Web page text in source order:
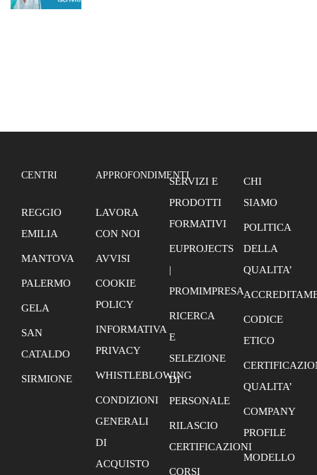
CENTRI
REGGIO
EMILIA
MANTOVA
PALERMO
GELA
SAN
CATALDO
SIRMIONE
APPROFONDIMENTI
LAVORA
CON NOI
AVVISI
COOKIE
POLICY
INFORMATIVA
PRIVACY
WHISTLEBLOWING
CONDIZIONI
GENERALI
DI
ACQUISTO
SERVIZI E
PRODOTTI
FORMATIVI
EUPROJECTS
|
PROMIMPRESA
RICERCA
E
SELEZIONE
DI
PERSONALE
RILASCIO
CERTIFICAZIONI
CORSI
CHI
SIAMO
POLITICA
DELLA
QUALITA’
CODICE
ETICO
QUALITA’
COMPANY
PROFILE
MODELLO